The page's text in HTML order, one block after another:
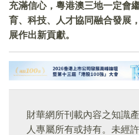
充滿信心，粵港澳三地一定會
育、科技、人才協同融合發展
展作出新貢獻。
財華網所刊載內容之知識
人專屬所有或持有。未經